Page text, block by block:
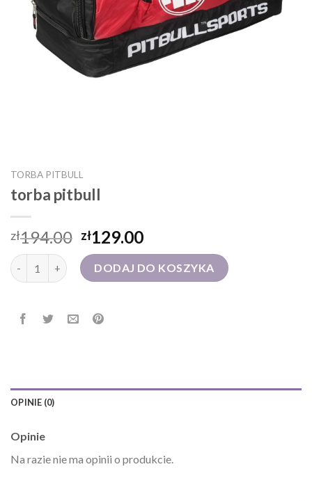
TORBA PITBULL
torba pitbull
zł194.00 zł129.00
ilość torba pitbull DODAJ DO KOSZYKA
OPINIE (0)
Opinie
Na razie nie ma opinii o produkcie.